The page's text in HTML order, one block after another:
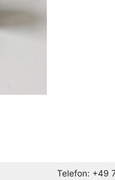
Telefon: +49